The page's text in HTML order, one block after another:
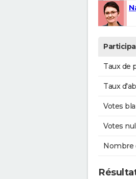
Taux de
Taux
Votes
Votes
Nombre